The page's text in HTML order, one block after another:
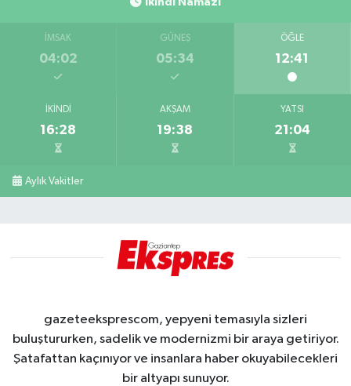
İMSAK
04:02
GÜNEŞ
05:34
ÖĞLE
12:41
İKINDI
16:28
AKŞAM
19:38
YATSI
21:04
Aylık Vakitler
gazeteeksprescom, yepyeni temasıyla sizleri
buluştururken, sadelik ve modernizmi bir araya getiriyor.
Şatafattan kaçınıyor ve insanlara haber okuyabilecekleri
bir altyapı sunuyor.